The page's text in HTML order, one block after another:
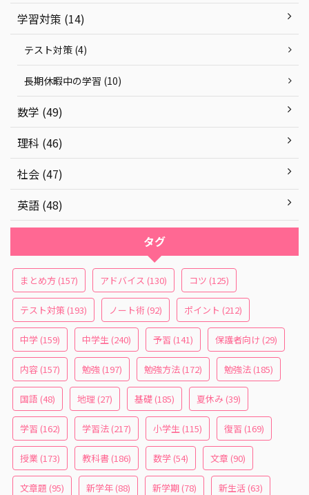
学習対策 (14)
テスト対策 (4)
長期休暇中の学習 (10)
数学 (49)
理科 (46)
社会 (47)
英語 (48)
タグ
まとめ方(157) アドバイス (130) コツ (125)
テスト対策(193) ノート術(92) ポイント (212)
中学(159) 中学生(240) 予習 (141) 保護者向け (29)
内容(157) 勉強(197) 勉強方法(172) 勉強法(185)
国語 (48) 地理(27) 基礎(185) 夏休み (39)
学習 (162) 学習法(217) 小学生(115) 復習 (169)
授業(173) 教科書(186) 数学(54) 文章 (90)
文章題 (95) 新学年(88) 新学期(78) 新生活(63)